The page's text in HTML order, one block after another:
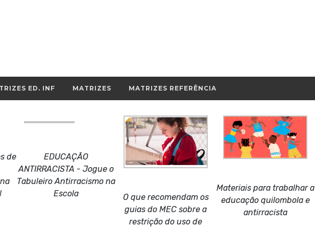
ED. INF MATRIZES MATRIZES REFERÊNCIA
de
EDUCAÇÃO
ANTIRRACISTA - Jogue o
Tabuleiro Antirracismo na
Escola
O que recomendam os
guias do MEC sobre a
restrição do uso de
Materiais para trabalhar a
educação quilombola e
antirracista